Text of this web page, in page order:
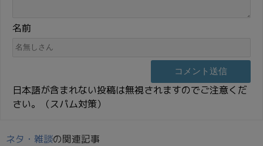
名前
日本語が含まれない投稿は無視されますのでご注意くだ
さい。（スパム対策）
ネタ・雑談の関連記事